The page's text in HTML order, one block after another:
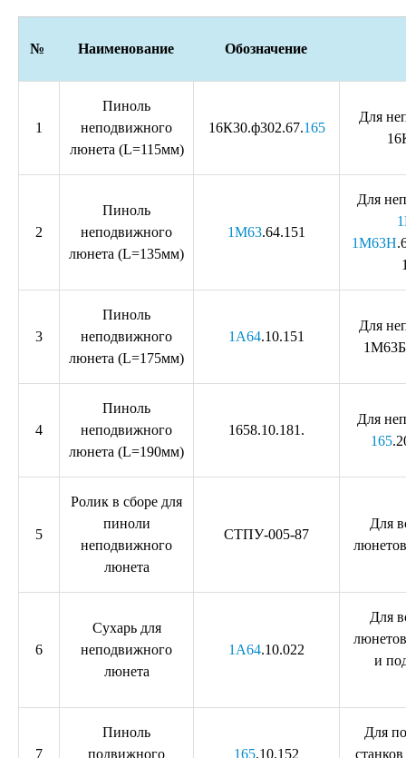
№ Наименование Обозначение
1
Пиноль
неподвижного
люнета (L=115мм)
16К30.ф302.67.165
Для
2
Пиноль
неподвижного
люнета (L=135мм)
1М63.64.151
Для
1М63Н
3
Пиноль
неподвижного
люнета (L=175мм)
1А64.10.151
Для
4
Пиноль
неподвижного
люнета (L=190мм)
1658.10.181.
Для
165
5
Ролик в сборе для
пиноли
неподвижного
люнета
СТПУ-005-87
Для
6
Сухарь для
неподвижного
люнета
1А64.10.022
Для
и
7
Пиноль
подвижного
165.10.152
Для